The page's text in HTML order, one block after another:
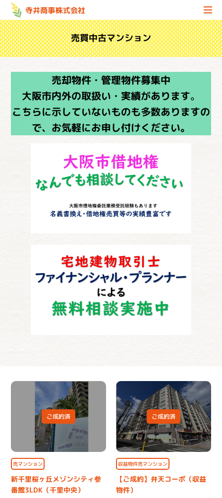
売買中古マンション
売却物件・管理物件募集中
大阪市内外の取扱い・実績があります。
こちらに示していないものも多数ありますの
で、お気軽にお申し付けください。
ご成約済
売マンション
新千里桜ヶ丘メゾンシティ参
番館3LDK（千里中央）
ご成約済
収益物件売マンション
【ご成約】弁天コーポ（収益
物件）